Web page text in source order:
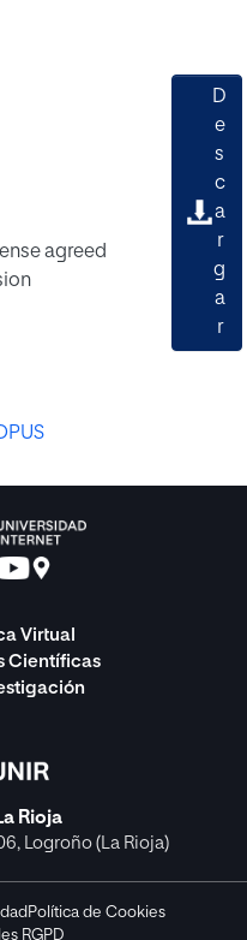
agreed
D
e
s
c
a
r
g
a
r
Virtual
Científicas
Rioja
Logroño (La Rioja)
Política de Cookies
RGPD